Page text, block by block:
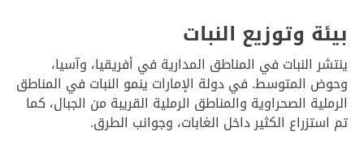
بيئة وتوزيع النبات
ينتشر النبات في المناطق المدارية في أفريقيا، وآسيا،
وحوض المتوسط. في دولة الإمارات ينمو النبات في المناطق
الرملية الصحراوية والمناطق الرملية القريبة من الجبال، كما
تم استزراع الكثير داخل الغابات، وجوانب الطرق.